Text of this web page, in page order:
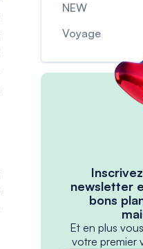
NEW
Voyage
newsletter
bons
Et en plus
votre premier